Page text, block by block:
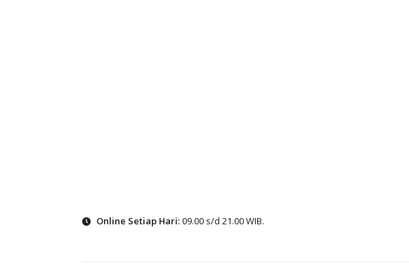
Online Setiap Hari:09.00 s/d 21.00 WIB.